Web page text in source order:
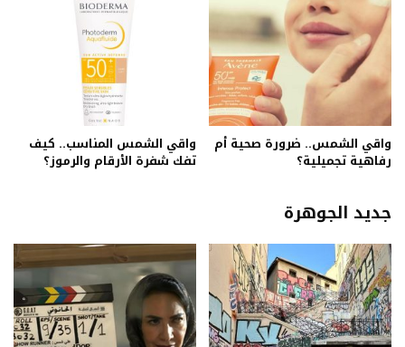
واقي الشمس.. ضرورة صحية أم
رفاهية تجميلية؟
واقي الشمس المناسب.. كيف
تفك شفرة الأرقام والرموز؟
جديد الجوهرة